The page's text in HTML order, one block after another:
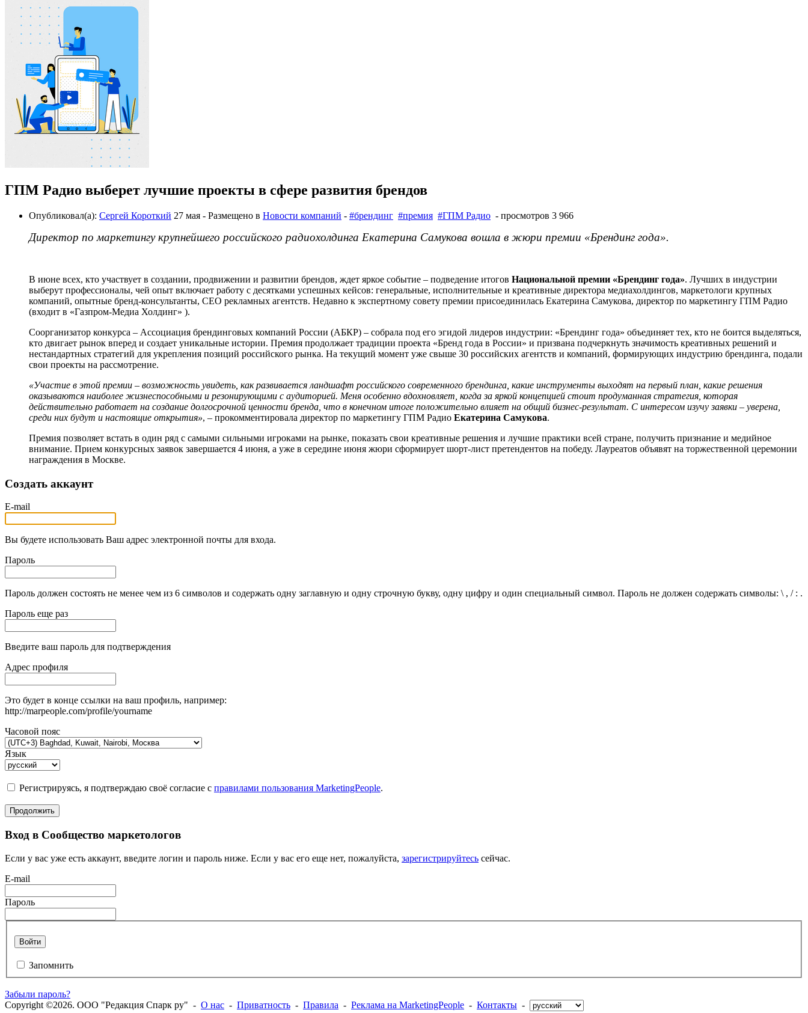
ГПМ Радио выберет лучшие проекты в сфере развития брендов
Опубликовал(а): Сергей Короткий 27 мая - Размещено в Новости компаний - #брендинг #премия #ГПМ Радио - просмотров 3 966
Директор по маркетингу крупнейшего российского радиохолдинга Екатерина Самукова вошла в жюри премии «Брендинг года».
В июне всех, кто участвует в создании, продвижении и развитии брендов, ждет яркое событие – подведение итогов Национальной премии «Брендинг года». Лучших в индустрии
выберут профессионалы, чей опыт включает работу с десятками успешных кейсов: генеральные, исполнительные и креативные директора медиахолдингов, маркетологи крупных
компаний, опытные бренд‑консультанты, CEO рекламных агентств. Недавно к экспертному совету премии присоединилась Екатерина Самукова, директор по маркетингу ГПМ Радио
(входит в «Газпром-Медиа Холдинг» ).
Соорганизатор конкурса – Ассоциация брендинговых компаний России (АБКР) – собрала под его эгидой лидеров индустрии: «Брендинг года» объединяет тех, кто не боится выделяться,
кто двигает рынок вперед и создает уникальные истории. Премия продолжает традиции проекта «Бренд года в России» и призвана подчеркнуть значимость креативных решений и
нестандартных стратегий для укрепления позиций российского рынка. На текущий момент уже свыше 30 российских агентств и компаний, формирующих индустрию брендинга, подали
свои проекты на рассмотрение.
«Участие в этой премии – возможность увидеть, как развивается ландшафт российского современного брендинга, какие инструменты выходят на первый план, какие решения
оказываются наиболее жизнеспособными и резонирующими с аудиторией. Меня особенно вдохновляет, когда за яркой концепцией стоит продуманная стратегия, которая
действительно работает на создание долгосрочной ценности бренда, что в конечном итоге положительно влияет на общий бизнес-результат. С интересом изучу заявки – уверена,
среди них будут и настоящие открытия», – прокомментировала директор по маркетингу ГПМ Радио Екатерина Самукова.
Премия позволяет встать в один ряд с самыми сильными игроками на рынке, показать свои креативные решения и лучшие практики всей стране, получить признание и медийное
внимание. Прием конкурсных заявок завершается 4 июня, а уже в середине июня жюри сформирует шорт-лист претендентов на победу. Лауреатов объявят на торжественной церемонии
награждения в Москве.
Создать аккаунт
E-mail
Вы будете использовать Ваш адрес электронной почты для входа.
Пароль
Пароль должен состоять не менее чем из 6 символов и содержать одну заглавную и одну строчную букву, одну цифру и один специальный символ. Пароль не должен содержать символы: \ , / : .
Пароль еще раз
Введите ваш пароль для подтверждения
Адрес профиля
Это будет в конце ссылки на ваш профиль, например:
http://marpeople.com/profile/yourname
Часовой пояс
Язык
Регистрируясь, я подтверждаю своё согласие с правилами пользования MarketingPeople.
Продолжить
Вход в Сообщество маркетологов
Если у вас уже есть аккаунт, введите логин и пароль ниже. Если у вас его еще нет, пожалуйста, зарегистрируйтесь сейчас.
E-mail
Пароль
Войти
Запомнить
Забыли пароль?
Copyright ©2026. ООО "Редакция Спарк ру" - О нас - Приватность - Правила - Реклама на MarketingPeople - Контакты -